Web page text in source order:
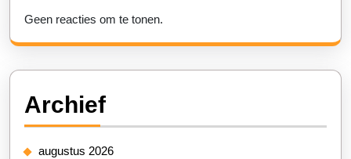
Geen reacties om te tonen.
Archief
augustus 2026